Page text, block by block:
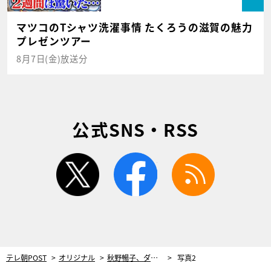
マツコのTシャツ洗濯事情 たくろうの滋賀の魅力
プレゼンツアー
8月7日(金)放送分
公式SNS・RSS
twitter facebook
テレ朝POST オリジナル 秋野暢子、ダイエット失敗で得た“学び”。大事なのは「落とした体重を維持すること」 写真2